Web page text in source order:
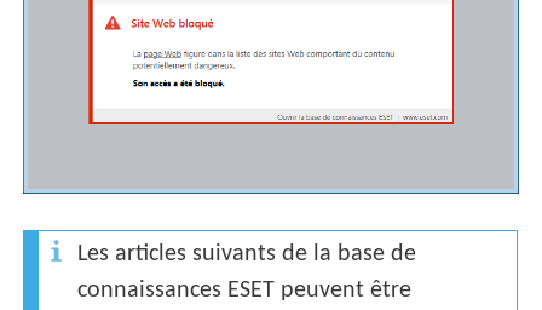
Les articles suivants de la base de
connaissances ESET peuvent être